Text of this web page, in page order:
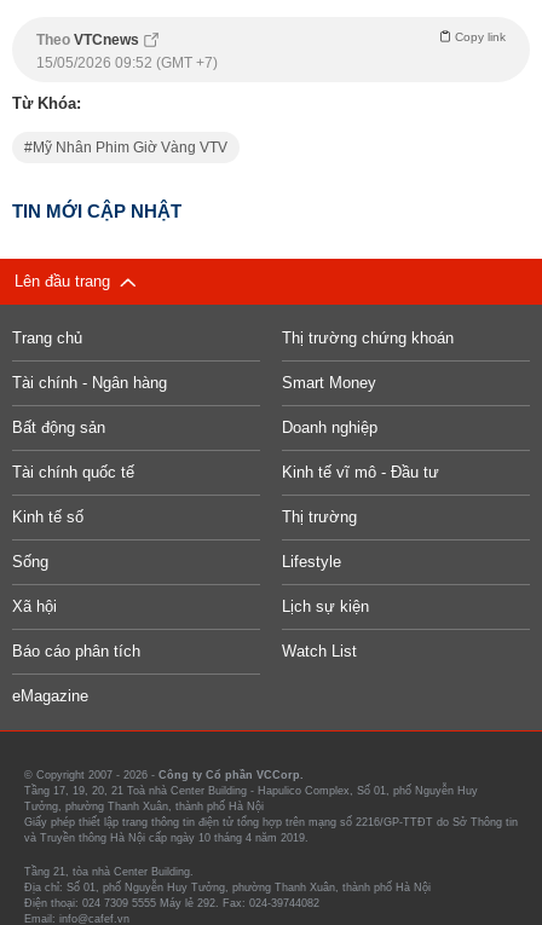
Theo VTCnews Copy link
15/05/2026 09:52 (GMT +7)
Từ Khóa:
Mỹ Nhân Phim Giờ Vàng VTV
TIN MỚI CẬP NHẬT
Lên đầu trang
Trang chủ Thị trường chứng khoán
Tài chính - Ngân hàng Smart Money
Bất động sản Doanh nghiệp
Tài chính quốc tế Kinh tế vĩ mô - Đầu tư
Kinh tế số Thị trường
Sống Lifestyle
Xã hội Lịch sự kiện
Báo cáo phân tích Watch List
eMagazine
© Copyright 2007 - 2026 - Công ty Cổ phần VCCorp.
Tầng 17, 19, 20, 21 Toà nhà Center Building - Hapulico Complex, Số 01, phố Nguyễn Huy
Tưởng, phường Thanh Xuân, thành phố Hà Nội
Giấy phép thiết lập trang thông tin điện tử tổng hợp trên mạng số 2216/GP-TTĐT do Sở Thông tin
và Truyền thông Hà Nội cấp ngày 10 tháng 4 năm 2019.
Tầng 21, tòa nhà Center Building.
Địa chỉ: Số 01, phố Nguyễn Huy Tưởng, phường Thanh Xuân, thành phố Hà Nội
Điện thoại: 024 7309 5555 Máy lẻ 292. Fax: 024-39744082
Email: info@cafef.vn